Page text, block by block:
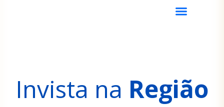
Invista na Região